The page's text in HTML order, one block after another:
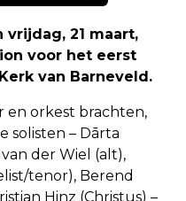
vrijdag, 21 maart,
voor het eerst
van Barneveld.
en orkest brachten,
solisten – Dārta
van der Wiel (alt),
tenor), Berend
Hinz (Christus) –